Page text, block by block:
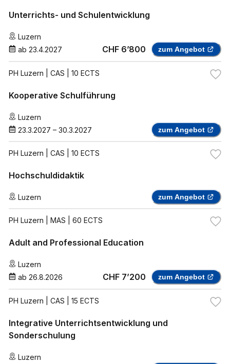
Unterrichts- und Schulentwicklung
Luzern
ab 23.4.2027 CHF 6’800 zum Angebot
PH Luzern | CAS | 10 ECTS
Kooperative Schulführung
Luzern
23.3.2027 – 30.3.2027 zum Angebot
PH Luzern | CAS | 10 ECTS
Hochschuldidaktik
Luzern zum Angebot
PH Luzern | MAS | 60 ECTS
Adult and Professional Education
Luzern
ab 26.8.2026 CHF 7’200 zum Angebot
PH Luzern | CAS | 15 ECTS
Integrative Unterrichtsentwicklung und
Sonderschulung
Luzern